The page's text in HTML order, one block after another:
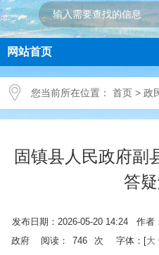
网站首页
您当前所在位置： 首页 > 政
固镇县人民政府副
答
发布日期：2026-05-20 14:24 作
政府 阅读：
746 次 字体：[大